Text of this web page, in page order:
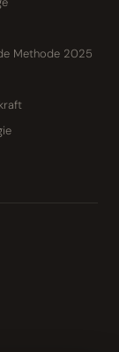
Methode 2025